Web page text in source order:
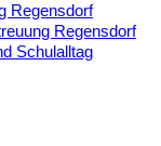
Regensdorf
Regensdorf
Schulalltag